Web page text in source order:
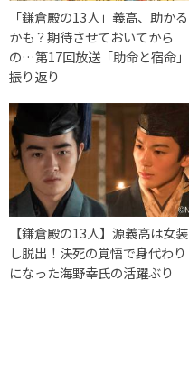
「鎌倉殿の13人」義高、助かる
かも？期待させておいてから
の…第17回放送「助命と宿命」
振り返り
【鎌倉殿の13人】源義高は女装
し脱出！決死の覚悟で身代わり
になった海野幸氏の活躍ぶり